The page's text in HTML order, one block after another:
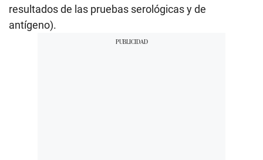
resultados de las pruebas serológicas y de
antígeno).